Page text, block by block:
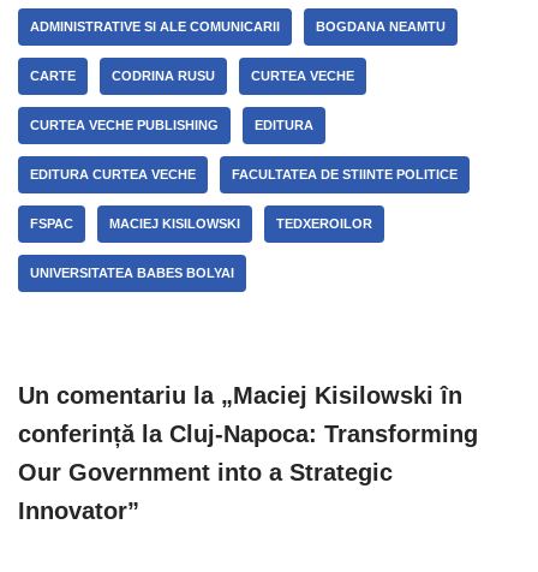
ADMINISTRATIVE SI ALE COMUNICARII BOGDANA NEAMTU
CARTE CODRINA RUSU CURTEA VECHE
CURTEA VECHE PUBLISHING EDITURA
EDITURA CURTEA VECHE FACULTATEA DE STIINTE POLITICE
FSPAC MACIEJ KISILOWSKI TEDXEROILOR
UNIVERSITATEA BABES BOLYAI
Un comentariu la „Maciej Kisilowski în
conferință la Cluj-Napoca: Transforming
Our Government into a Strategic
Innovator”